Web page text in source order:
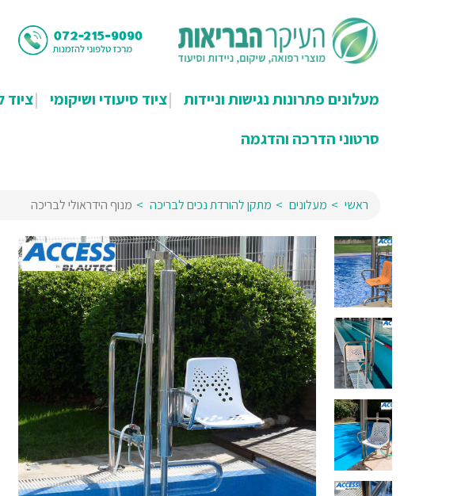
מעלונים פתרונות נגישות וניידות ציוד סיעודי ושיקומי
סרטוני הדרכה והדגמה
ראשי מעלונים מתקן להורדת נכים לבריכה מנוף הידראולי לבריכה